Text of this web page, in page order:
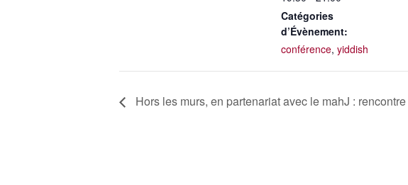
Catégories
d’Évènement:
conférence, yiddish
Hors les murs, en partenariat avec le mahJ :